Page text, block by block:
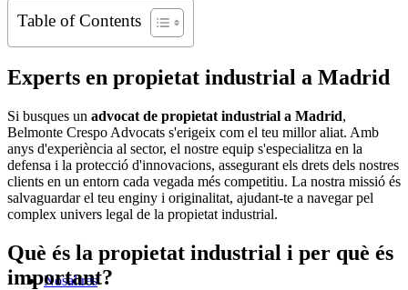
Nosaltres
Table of Contents
Experts en propietat industrial a Madrid
Si busques un advocat de propietat industrial a Madrid,
Belmonte Crespo Advocats s'erigeix com el teu millor aliat. Amb
anys d'experiència al sector, el nostre equip s'especialitza en la
defensa i la protecció d'innovacions, assegurant els drets dels nostres
clients en un entorn cada vegada més competitiu. La nostra missió és
salvaguardar el teu enginy i originalitat, ajudant-te a navegar pel
complex univers legal de la propietat industrial.
Què és la propietat industrial i per què és
important?